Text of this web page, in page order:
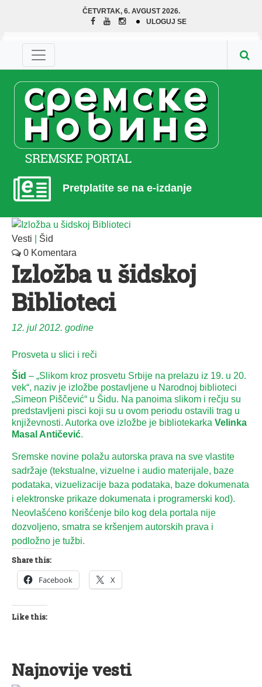
ČETVRTAK, 6. AVGUST 2026.
ULOGUJ SE
Pretplatite se na e-izdanje
Vesti
Šid
0 Komentara
Izložba u šidskoj
Biblioteci
12. jul 2012. godine
Prosveta u slici i reči
Šid – „Slikom kroz prosvetu Srbije na prelazu iz 19. u 20.
vek“, naziv je izložbe postavljene u Narodnoj biblioteci
„Simeon Piščević“ u Šidu. Na panoima slikom i rečju su
predstavljeni pisci koji su u ovom periodu ostavili trag u
književnosti. Autorka ove izložbe je bibliotekarka Velinka
Masal Antičević.
Sremske novine polažu autorska prava na sve vlastite
sadržaje (tekstualne, vizuelne i audio materijale, baze
podataka, vizuelizacije baza podataka, baze dokumenata
i elektronske prikaze dokumenata i programerski kod).
Neovlašćeno korišćenje bilo kog dela portala nije
dozvoljeno, smatra se kršenjem autorskih prava i
podložno je tužbi.
Share this:
Facebook X
Like this:
Najnovije vesti